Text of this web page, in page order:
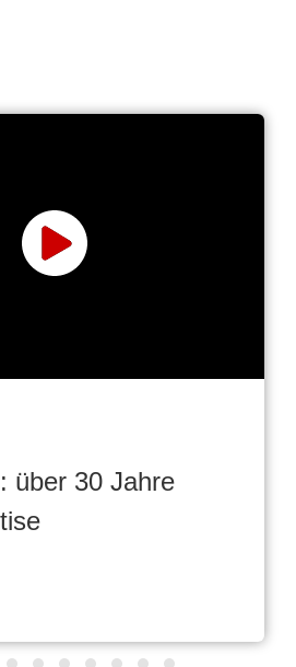
über 30 Jahre